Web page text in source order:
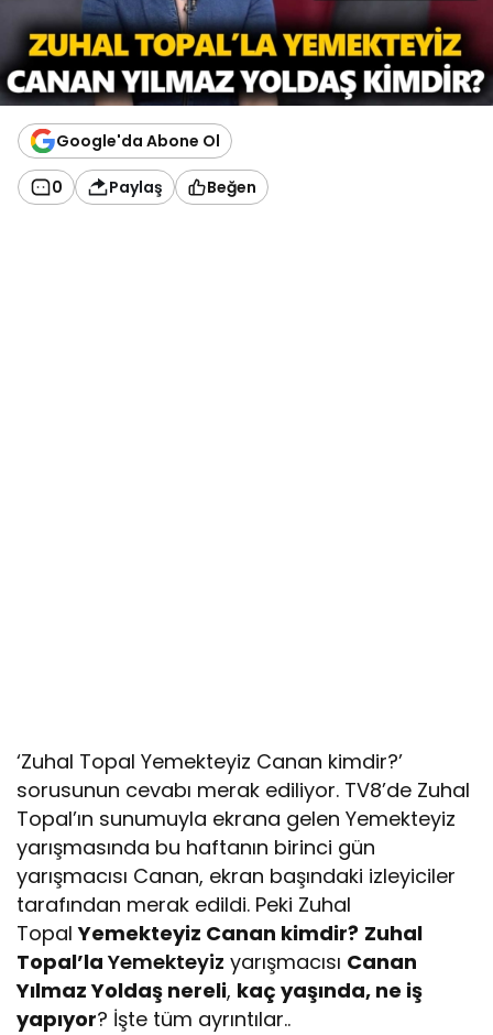
Google'da Abone Ol
0 Paylaş Beğen
‘Zuhal Topal Yemekteyiz Canan kimdir?’
sorusunun cevabı merak ediliyor. TV8’de Zuhal
Topal’ın sunumuyla ekrana gelen Yemekteyiz
yarışmasında bu haftanın birinci gün
yarışmacısı Canan, ekran başındaki izleyiciler
tarafından merak edildi. Peki Zuhal
TopalYemekteyiz Canan kimdir? Zuhal
Topal’la Yemekteyiz yarışmacısı Canan
Yılmaz Yoldaş nereli, kaç yaşında, ne iş
yapıyor? İşte tüm ayrıntılar..